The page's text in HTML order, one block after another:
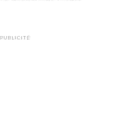
PUBLICITÉ